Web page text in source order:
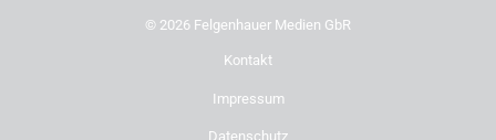
© 2026 Felgenhauer Medien GbR
Kontakt
Impressum
Datenschutz